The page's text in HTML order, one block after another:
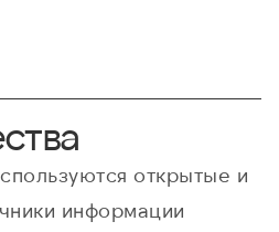
открытые и
информации